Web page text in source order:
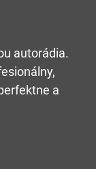
autorádia.
a